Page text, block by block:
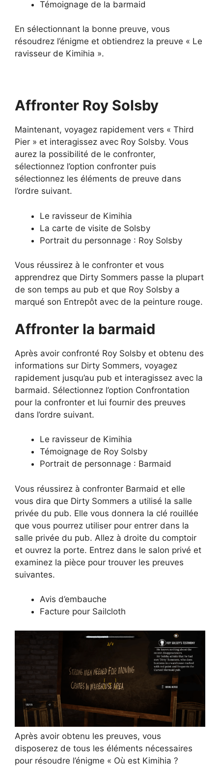
Témoignage de la barmaid
En sélectionnant la bonne preuve, vous
résoudrez l’énigme et obtiendrez la preuve « Le
ravisseur de Kimihia ».
Affronter Roy Solsby
Maintenant, voyagez rapidement vers « Third
Pier » et interagissez avec Roy Solsby. Vous
aurez la possibilité de le confronter,
sélectionnez l’option confronter puis
sélectionnez les éléments de preuve dans
l’ordre suivant.
Le ravisseur de Kimihia
La carte de visite de Solsby
Portrait du personnage : Roy Solsby
Vous réussirez à le confronter et vous
apprendrez que Dirty Sommers passe la plupart
de son temps au pub et que Roy Solsby a
marqué son Entrepôt avec de la peinture rouge.
Affronter la barmaid
Après avoir confronté Roy Solsby et obtenu des
informations sur Dirty Sommers, voyagez
rapidement jusqu’au pub et interagissez avec la
barmaid. Sélectionnez l’option Confrontation
pour la confronter et lui fournir des preuves
dans l’ordre suivant.
Le ravisseur de Kimihia
Témoignage de Roy Solsby
Portrait de personnage : Barmaid
Vous réussirez à confronter Barmaid et elle
vous dira que Dirty Sommers a utilisé la salle
privée du pub. Elle vous donnera la clé rouillée
que vous pourrez utiliser pour entrer dans la
salle privée du pub. Allez à droite du comptoir
et ouvrez la porte. Entrez dans le salon privé et
examinez la pièce pour trouver les preuves
suivantes.
Avis d’embauche
Facture pour Sailcloth
Après avoir obtenu les preuves, vous
disposerez de tous les éléments nécessaires
pour résoudre l’énigme « Où est Kimihia ?